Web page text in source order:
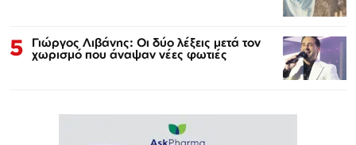
5 Γιώργος Λιβάνης: Οι δύο λέξεις μετά τον
χωρισμό που άναψαν νέες φωτιές